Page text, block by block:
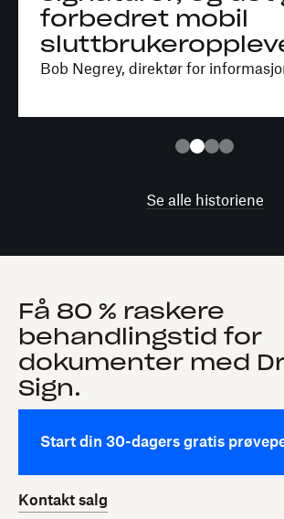
forbedret mobil
Bob Negrey, direktør for
Se alle historiene
Få 80 % raskere
behandlingstid for
dokumenter med
Sign.
Start din 30-dagers gratis
Kontakt salg